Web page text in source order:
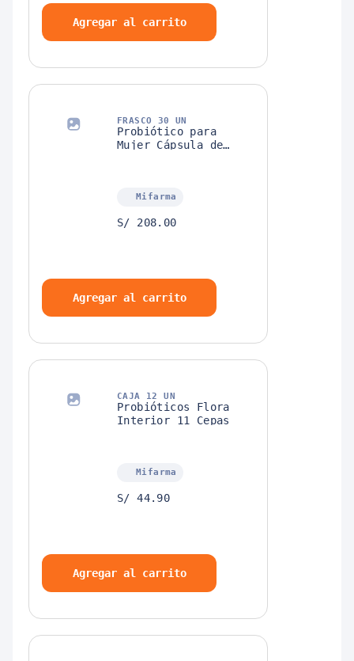
Agregar al carrito
FRASCO 30 UN
Probiótico para
Mujer Cápsula de
Mifarma
S/ 208.00
Agregar al carrito
CAJA 12 UN
Probióticos Flora
Interior 11 Cepas
Mifarma
S/ 44.90
Agregar al carrito